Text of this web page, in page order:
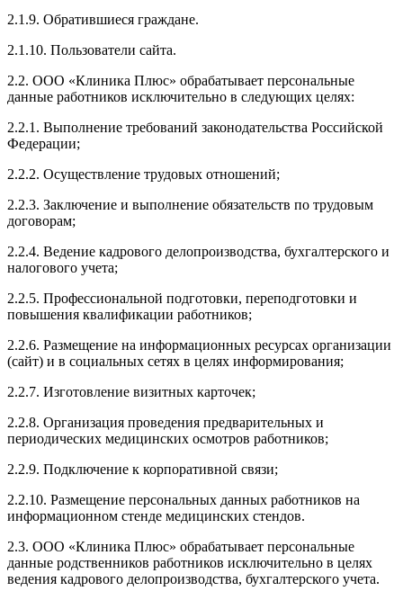
2.1.9. Обратившиеся граждане.
2.1.10. Пользователи сайта.
2.2. ООО «Клиника Плюс» обрабатывает персональные
данные работников исключительно в следующих целях:
2.2.1. Выполнение требований законодательства Российской
Федерации;
2.2.2. Осуществление трудовых отношений;
2.2.3. Заключение и выполнение обязательств по трудовым
договорам;
2.2.4. Ведение кадрового делопроизводства, бухгалтерского и
налогового учета;
2.2.5. Профессиональной подготовки, переподготовки и
повышения квалификации работников;
2.2.6. Размещение на информационных ресурсах организации
(сайт) и в социальных сетях в целях информирования;
2.2.7. Изготовление визитных карточек;
2.2.8. Организация проведения предварительных и
периодических медицинских осмотров работников;
2.2.9. Подключение к корпоративной связи;
2.2.10. Размещение персональных данных работников на
информационном стенде медицинских стендов.
2.3. ООО «Клиника Плюс» обрабатывает персональные
данные родственников работников исключительно в целях
ведения кадрового делопроизводства, бухгалтерского учета.